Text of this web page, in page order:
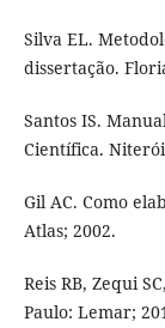
Silva EL.
dissertação.
Santos IS.
Científica.
Gil AC. Como
Atlas; 2002.
Reis RB, Zequi
Paulo: Lemar;